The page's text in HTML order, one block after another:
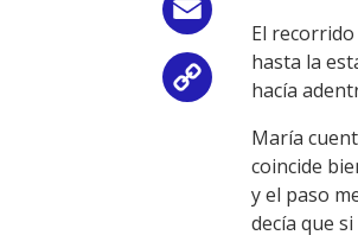
Copy
Link
El
hasta la
hacía
María
coincide
y el paso
decía que